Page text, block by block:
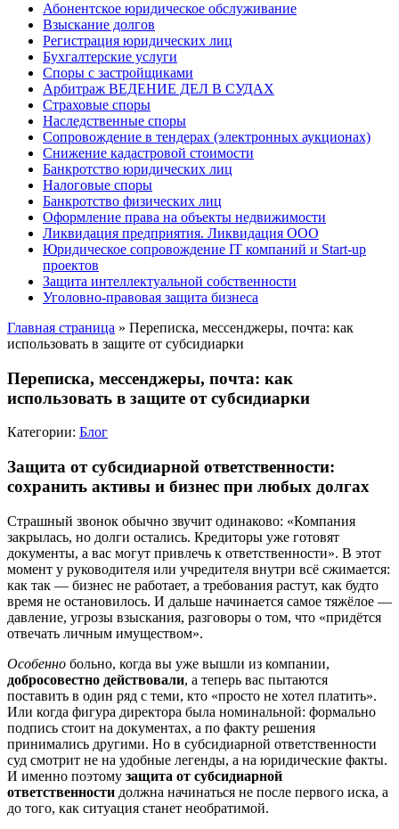
Абонентское юридическое обслуживание
Взыскание долгов
Регистрация юридических лиц
Бухгалтерские услуги
Споры с застройщиками
Арбитраж ВЕДЕНИЕ ДЕЛ В СУДАХ
Страховые споры
Наследственные споры
Сопровождение в тендерах (электронных аукционах)
Снижение кадастровой стоимости
Банкротство юридических лиц
Налоговые споры
Банкротство физических лиц
Оформление права на объекты недвижимости
Ликвидация предприятия. Ликвидация ООО
Юридическое сопровождение IT компаний и Start-up
проектов
Защита интеллектуальной собственности
Уголовно-правовая защита бизнеса
Главная страница » Переписка, мессенджеры, почта: как
использовать в защите от субсидиарки
Переписка, мессенджеры, почта: как
использовать в защите от субсидиарки
Категории: Блог
Защита от субсидиарной ответственности:
сохранить активы и бизнес при любых долгах
Страшный звонок обычно звучит одинаково: «Компания
закрылась, но долги остались. Кредиторы уже готовят
документы, а вас могут привлечь к ответственности». В этот
момент у руководителя или учредителя внутри всё сжимается:
как так — бизнес не работает, а требования растут, как будто
время не остановилось. И дальше начинается самое тяжёлое —
давление, угрозы взыскания, разговоры о том, что «придётся
отвечать личным имуществом».
Особенно больно, когда вы уже вышли из компании,
добросовестно действовали, а теперь вас пытаются
поставить в один ряд с теми, кто «просто не хотел платить».
Или когда фигура директора была номинальной: формально
подпись стоит на документах, а по факту решения
принимались другими. Но в субсидиарной ответственности
суд смотрит не на удобные легенды, а на юридические факты.
И именно поэтому защита от субсидиарной
ответственности должна начинаться не после первого иска, а
до того, как ситуация станет необратимой.